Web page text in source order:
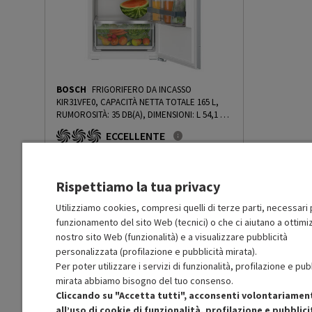
Autonomia Black-Out (h)
Capacità di congelamento
Rumorosità dB(A) 39
Sistema raffreddamento
Statico
Sistema raffreddamento
congelatore
Statico
Sistema sbrinamento
frigorifero
Automatico
Sistema sbrinamento
congelatore
Manuale
BOSCH FRIGORIFERO DA INCASSO
KIR31VFE0, CAPACITÀ NETTA TOTALE 165 L,
RUMOROSITÀ: 35 DB(A), DIMENSIONI: L 54,1 CM
A 102,1 CM P 54,8 CM, WHITE, CLASSE E -
PRMG GRADING ROAN - 5%-PRMG GRADING
ECCELLENTE
N: Prodotto funzionante
Prodotto Nuovo 949.00 -5%
Ricondizionato Prezzo ridotto da
901.55a-50%
In Promozione 450.77
Aggiungi al carrello
Rispettiamo la tua privacy
Utilizziamo cookies, compresi quelli di terze parti, necessari
funzionamento del sito Web (tecnici) o che ci aiutano a
nostro sito Web (funzionalità) e a visualizzare pubblicità
personalizzata (profilazione e pubblicità mirata).
Per poter utilizzare i servizi di funzionalità, profilazione e
mirata abbiamo bisogno del tuo consenso.
Cliccando su "Accetta tutti", acconsenti